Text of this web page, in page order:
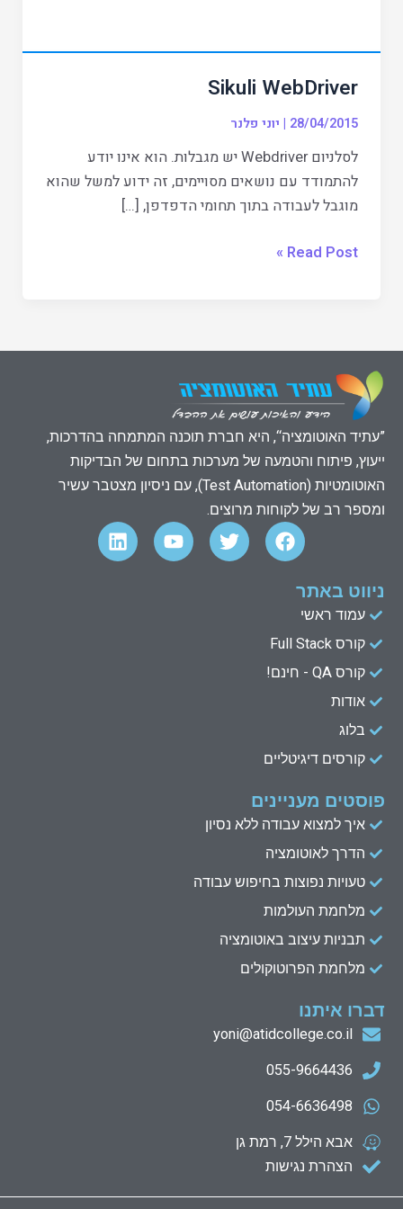
Sikuli WebDriver
28/04/2015
| יוני פלנר
לסלניום Webdriver יש מגבלות. הוא אינו יודע
להתמודד עם נושאים מסויימים, זה ידוע למשל שהוא
מוגבל לעבודה בתוך תחומי הדפדפן, […]
Read Post »
”עתיד האוטומציה“, היא חברת תוכנה המתמחה בהדרכות,
ייעוץ, פיתוח והטמעה של מערכות בתחום של הבדיקות
האוטומטיות (Test Automation), עם ניסיון מצטבר עשיר
ומספר רב של לקוחות מרוצים.
F
a
c
o
k
T
w
i
Y
o
u
L
i
n
ניווט באתר
עמוד ראשי
קורס Full Stack
קורס QA - חינם!
אודות
בלוג
קורסים דיגיטליים
פוסטים מעניינים
איך למצוא עבודה ללא נסיון
הדרך לאוטומציה
טעויות נפוצות בחיפוש עבודה
מלחמת העולמות
תבניות עיצוב באוטומציה
מלחמת הפרוטוקולים
דברו איתנו
yoni@atidcollege.co.il
055-9664436
054-6636498
אבא הילל 7, רמת גן
הצהרת נגישות